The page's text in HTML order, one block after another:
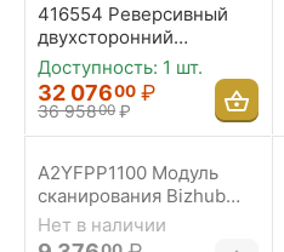
416554 Реверсивный
двухсторонний
автоподатчик Ricoh
DF2020
MP2001SP/2501SP/DD3
324/3344, вместимость
Доступность: 1 шт.
32 07600 ₽
36 95800 ₽
A2YFPP1100 Модуль
сканирования Bizhub
C25
Нет в наличии